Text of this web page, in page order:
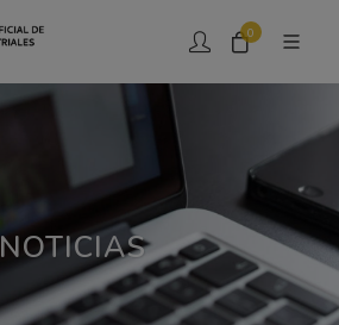
0
NOTICIAS